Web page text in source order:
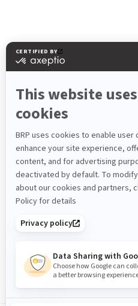
Shqipëri (shqip)
© BRP 2003-2026
Politika e privatësisë
Mundësia e hyrjes